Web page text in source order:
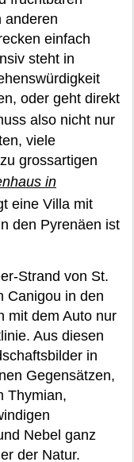
anderen
einfach
steht in
oder geht direkt
also nicht nur
viele
grossartigen
in
eine Villa mit
den Pyrenäen ist
Strand von St.
Canigou in den
mit dem Auto nur
Aus diesen
in
Gegensätzen,
Thymian,
Nebel ganz
der Natur.